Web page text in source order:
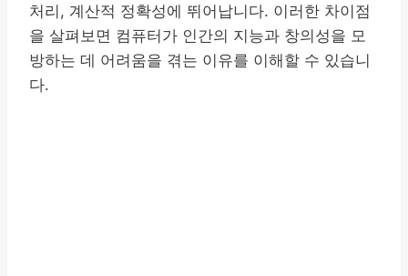
처리, 계산적 정확성에 뛰어납니다. 이러한 차이점
을 살펴보면 컴퓨터가 인간의 지능과 창의성을 모
방하는 데 어려움을 겪는 이유를 이해할 수 있습니
다.